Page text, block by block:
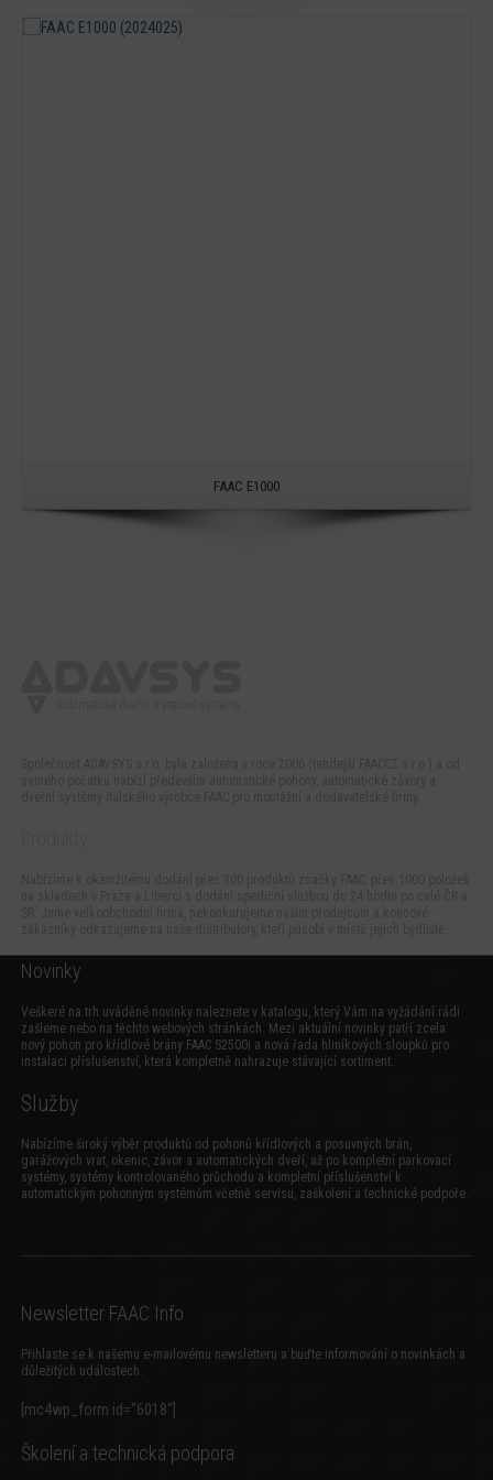
FAAC E1000
Novinky
Veškeré na trh uváděné novinky naleznete v katalogu, který Vám na vyžádání rádi
zašleme nebo na těchto webových stránkách. Mezi aktuální novinky patří zcela
nový pohon pro křídlové brány FAAC S2500i a nová řada hliníkových sloupků pro
instalaci příslušenství , která kompletně nahrazuje stávající sortiment.
Služby
Nabízíme široký výběr produktů od pohonů křídlových a posuvných brán,
garážových vrat, okenic, závor a automatických dveří, až po kompletní parkovací
systémy, systémy kontrolovaného průchodu a kompletní příslušenství k
automatickým pohonným systémům včetně servisu, zaškolení a technické podpoře.
Newsletter FAAC Info
Přihlaste se k našemu e-mailovému newsletteru a buďte informování o novinkách a
důležitých událostech.
[mc4wp_form id=“6018″]
Školení a technická podpora